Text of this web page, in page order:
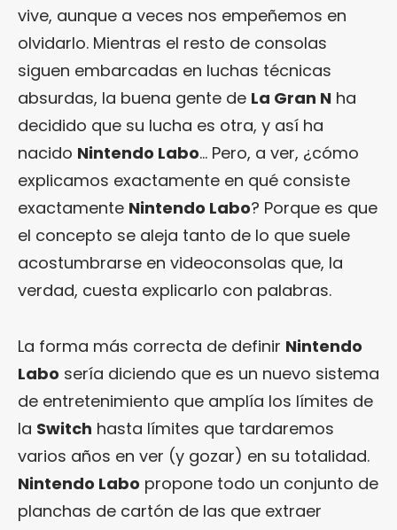
vive, aunque a veces nos empeñemos en
olvidarlo. Mientras el resto de consolas
siguen embarcadas en luchas técnicas
absurdas, la buena gente de La Gran N ha
decidido que su lucha es otra, y así ha
nacido Nintendo Labo… Pero, a ver, ¿cómo
explicamos exactamente en qué consiste
exactamente Nintendo Labo? Porque es que
el concepto se aleja tanto de lo que suele
acostumbrarse en videoconsolas que, la
verdad, cuesta explicarlo con palabras.
La forma más correcta de definir Nintendo
Labo sería diciendo que es un nuevo sistema
de entretenimiento que amplía los límites de
la Switch hasta límites que tardaremos
varios años en ver (y gozar) en su totalidad.
Nintendo Labo propone todo un conjunto de
planchas de cartón de las que extraer